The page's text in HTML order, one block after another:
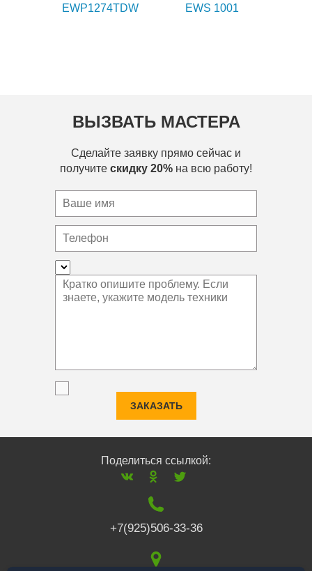
EWP1274TDW
EWS 1001
ВЫЗВАТЬ МАСТЕРА
Сделайте заявку прямо сейчас и
получите скидку 20% на всю работу!
ЗАКАЗАТЬ
Поделиться ссылкой:
+7(925)506-33-36